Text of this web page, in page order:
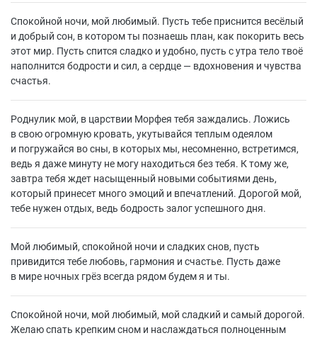
Спокойной ночи, мой любимый. Пусть тебе приснится весёлый
и добрый сон, в котором ты познаешь план, как покорить весь
этот мир. Пусть спится сладко и удобно, пусть с утра тело твоё
наполнится бодрости и сил, а сердце — вдохновения и чувства
счастья.
Роднулик мой, в царствии Морфея тебя заждались. Ложись
в свою огромную кровать, укутывайся теплым одеялом
и погружайся во сны, в которых мы, несомненно, встретимся,
ведь я даже минуту не могу находиться без тебя. К тому же,
завтра тебя ждет насыщенный новыми событиями день,
который принесет много эмоций и впечатлений. Дорогой мой,
тебе нужен отдых, ведь бодрость залог успешного дня.
Мой любимый, спокойной ночи и сладких снов, пусть
привидится тебе любовь, гармония и счастье. Пусть даже
в мире ночных грёз всегда рядом будем я и ты.
Спокойной ночи, мой любимый, мой сладкий и самый дорогой.
Желаю спать крепким сном и наслаждаться полноценным